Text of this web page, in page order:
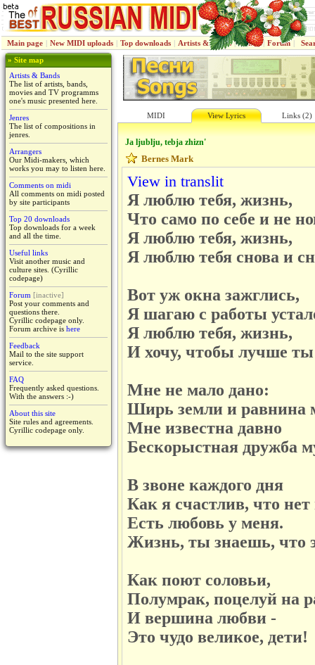
Main page | New MIDI uploads | Top downloads | Artists & Bands | Jenres | Forum |
» Site map
Artists & Bands
The list of artists, bands,
movies and TV programms
one's music presented here.
Jenres
The list of compositions in
jenres.
Arrangers
Our Midi-makers, which
works you may to listen here.
Comments on midi
All comments on midi posted
by site participants
Top 20 downloads
Top downloads for a week
and all the time.
Useful links
Visit another music and
culture sites. (Cyrillic
codepage)
Forum [inactive]
Post your comments and
questions there.
Cyrillic codepage only.
Forum archive is here
Feedback
Mail to the site support
service.
FAQ
Frequently asked questions.
With the answers :-)
About this site
Site rules and agreements.
Cyrillic codepage only.
MIDI View Lyrics Links (2)
Ja ljublju, tebja zhizn'
Bernes Mark
View in translit
Я люблю тебя, жизнь,
Что само по себе и не
Я люблю тебя, жизнь,
Я люблю тебя снова и
Вот уж окна зажглись,
Я шагаю с работы
Я люблю тебя, жизнь,
И хочу, чтобы лучше ты
Мне не мало дано:
Ширь земли и равнина
Мне известна давно
Бескорыстная дружба
В звоне каждого дня
Как я счастлив, что
Есть любовь у меня.
Жизнь, ты знаешь, что
Как поют соловьи,
Полумрак, поцелуй на
И вершина любви -
Это чудо великое, дети!